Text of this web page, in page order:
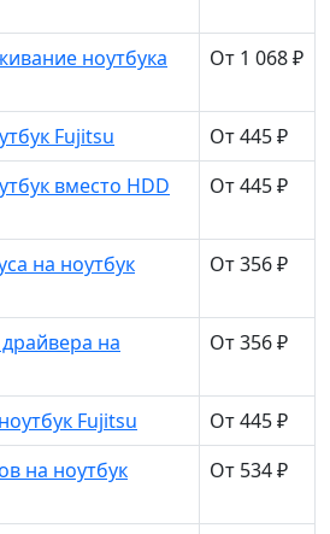
ноутбука
От 1 068 ₽
Fujitsu
От 445 ₽
вместо HDD
От 445 ₽
на ноутбук
От 356 ₽
на
От 356 ₽
Fujitsu
От 445 ₽
на ноутбук
От 534 ₽